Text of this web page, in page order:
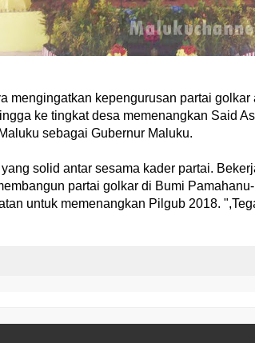
mengingatkan kepengurusan partai golkar
ke tingkat desa memenangkan Said
sebagai Gubernur Maluku.
solid antar sesama kader partai.
partai golkar di Bumi
untuk memenangkan Pilgub 2018.